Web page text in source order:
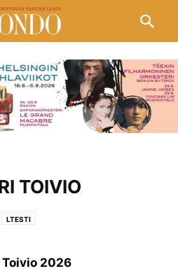
TOIVIO
LTESTI
Toivio 2026